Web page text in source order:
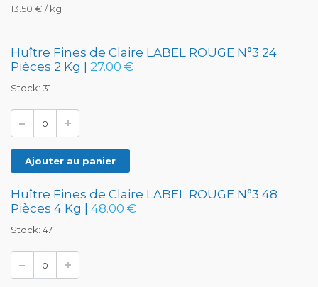
13.50 € / kg
Huître Fines de Claire LABEL ROUGE N°3 24
Pièces 2 Kg | 27.00 €
Stock: 31
Ajouter au panier
Huître Fines de Claire LABEL ROUGE N°3 48
Pièces 4 Kg | 48.00 €
Stock: 47